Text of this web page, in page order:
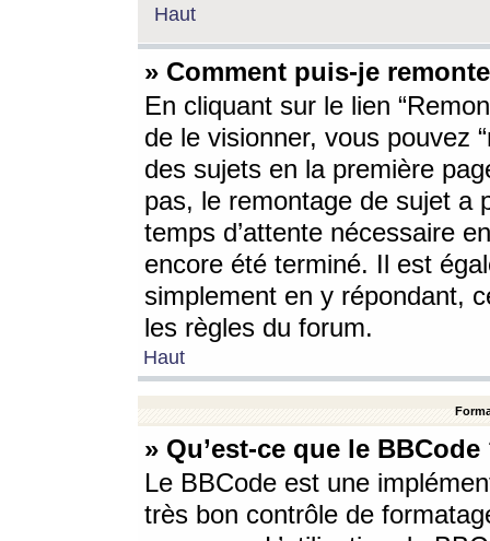
Haut
» Comment puis-je
En cliquant sur le lien
de le visionner, vous pouvez
des sujets en la première
pas, le remontage de sujet a
temps d’attente nécessaire
encore été terminé. Il est
simplement en y répondant,
les règles du forum.
Haut
» Qu’est-ce que le BBCode
Le BBCode est une
très bon contrôle de